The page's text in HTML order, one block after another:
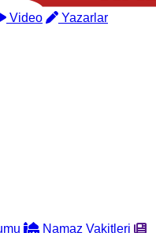
Video
Yazarlar
Namaz Vakitleri